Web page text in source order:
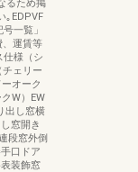
るため掲
｡EDPVF
一覧」
、運賃等
様（シ
ェリー
オーク
W）EW
出し窓横
窓開き
段窓外倒
口ドア
装飾窓